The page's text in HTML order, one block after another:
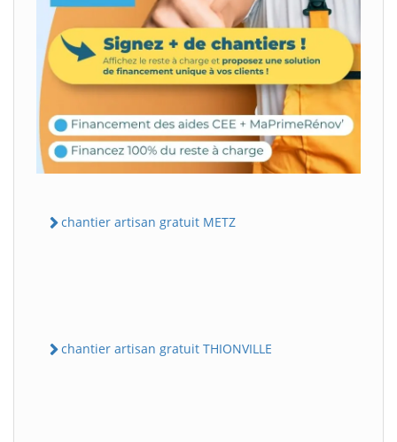
chantier artisan gratuit METZ
chantier artisan gratuit THIONVILLE